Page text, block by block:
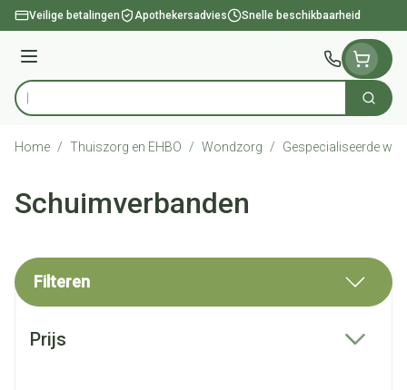
Ga naar de inhoud
Veilige betalingen Apothekersadvies Snelle beschikbaarheid
Menu
Product, merk, categorie... Zoek
Home / Thuiszorg en EHBO / Wondzorg / Gespecialiseerde
Schuimverbanden
Filteren
Prijs